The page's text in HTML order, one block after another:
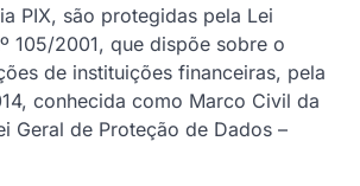
PIX, são protegidas pela Lei
105/2001, que dispõe sobre o
de instituições financeiras, pela
conhecida como Marco Civil da
Geral de Proteção de Dados –